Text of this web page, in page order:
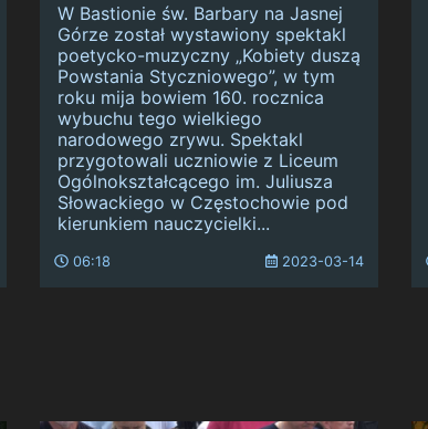
W Bastionie św. Barbary na Jasnej
Górze został wystawiony spektakl
poetycko-muzyczny „Kobiety duszą
Powstania Styczniowego”, w tym
roku mija bowiem 160. rocznica
wybuchu tego wielkiego
narodowego zrywu. Spektakl
przygotowali uczniowie z Liceum
Ogólnokształcącego im. Juliusza
Słowackiego w Częstochowie pod
kierunkiem nauczycielki...
06:18 2023-03-14